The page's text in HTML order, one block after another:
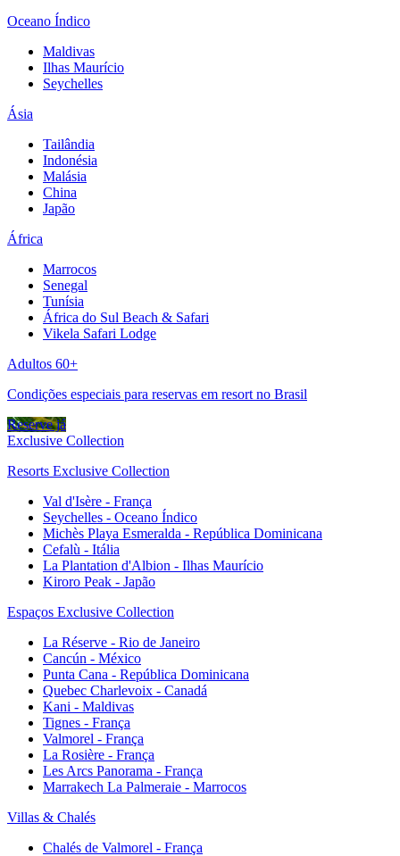
Oceano Índico
Maldivas
Ilhas Maurício
Seychelles
Ásia
Tailândia
Indonésia
Malásia
China
Japão
África
Marrocos
Senegal
Tunísia
África do Sul Beach & Safari
Vikela Safari Lodge
Adultos 60+
Condições especiais para reservas em resort no Brasil
Reserve já
Exclusive Collection
Resorts Exclusive Collection
Val d'Isère - França
Seychelles - Oceano Índico
Michès Playa Esmeralda - República Dominicana
Cefalù - Itália
La Plantation d'Albion - Ilhas Maurício
Kiroro Peak - Japão
Espaços Exclusive Collection
La Réserve - Rio de Janeiro
Cancún - México
Punta Cana - República Dominicana
Quebec Charlevoix - Canadá
Kani - Maldivas
Tignes - França
Valmorel - França
La Rosière - França
Les Arcs Panorama - França
Marrakech La Palmeraie - Marrocos
Villas & Chalés
Chalés de Valmorel - França